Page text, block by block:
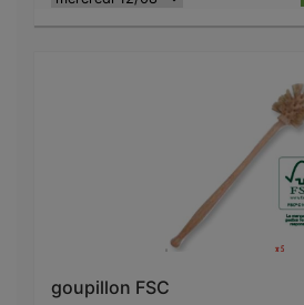
goupillon FSC